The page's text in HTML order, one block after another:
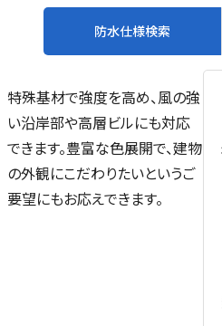
防水仕様検索
特殊基材で強度を高め、風の強
い沿岸部や高層ビルにも対応
できます。豊富な色展開で、建物
の外観にこだわりたいというご
要望にもお応えできます。